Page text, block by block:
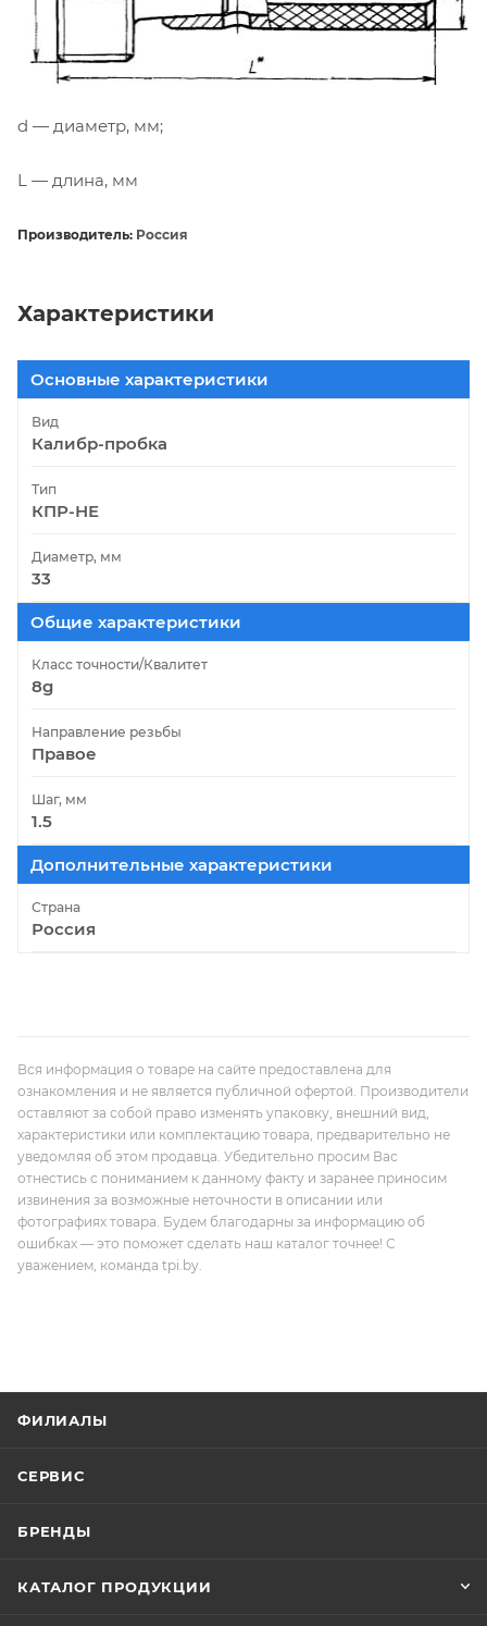
d — диаметр, мм;
L — длина, мм
Производитель: Россия
Характеристики
Основные характеристики
Вид
Калибр-пробка
Тип
КПР-НЕ
Диаметр, мм
33
Общие характеристики
Класс точности/Квалитет
8g
Направление резьбы
Правое
Шаг, мм
1.5
Дополнительные характеристики
Страна
Россия
Вся информация о товаре на сайте предоставлена для
ознакомления и не является публичной офертой. Производители
оставляют за собой право изменять упаковку, внешний вид,
характеристики или комплектацию товара, предварительно не
уведомляя об этом продавца. Убедительно просим Вас
отнестись с пониманием к данному факту и заранее приносим
извинения за возможные неточности в описании или
фотографиях товара. Будем благодарны за информацию об
ошибках — это поможет сделать наш каталог точнее! С
уважением, команда tpi.by.
ФИЛИАЛЫ
СЕРВИС
БРЕНДЫ
КАТАЛОГ ПРОДУКЦИИ